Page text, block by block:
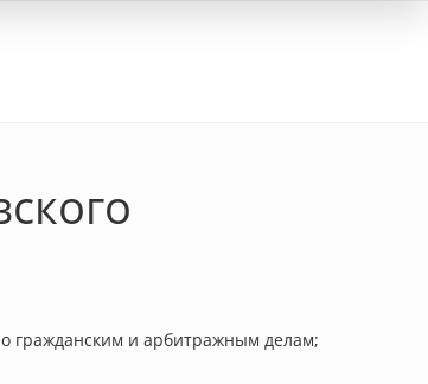
гражданским и арбитражным делам;